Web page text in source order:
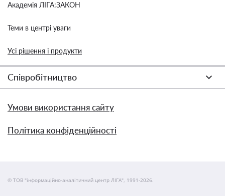
Академія ЛІГА:ЗАКОН
Теми в центрі уваги
Усі рішення і продукти
Співробітництво
Умови використання сайту
Політика конфіденційності
© ТОВ "інформаційно-аналітичний центр ЛІГА", 1991-2026.